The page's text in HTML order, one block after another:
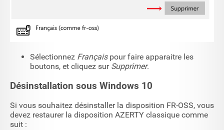
Sélectionnez Françaispour faire apparaitre les
boutons, et cliquez sur Supprimer.
Désinstallation sous Windows 10
Si vous souhaitez désinstaller la disposition FR-OSS, vous
devez restaurer la disposition AZERTY classique comme
suit :